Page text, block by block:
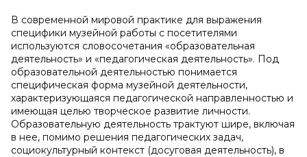
В современной мировой практике для выражения
специфики музейной работы с посетителями
используются словосочетания «образовательная
деятельность» и «педагогическая деятельность». Под
образовательной деятельностью понимается
специфическая форма музейной деятельности,
характеризующаяся педагогической направленностью и
имеющая целью творческое развитие личности.
Образовательную деятельность трактуют шире, включая
в нее, помимо решения педагогических задач,
социокультурный контекст (досуговая деятельность), в